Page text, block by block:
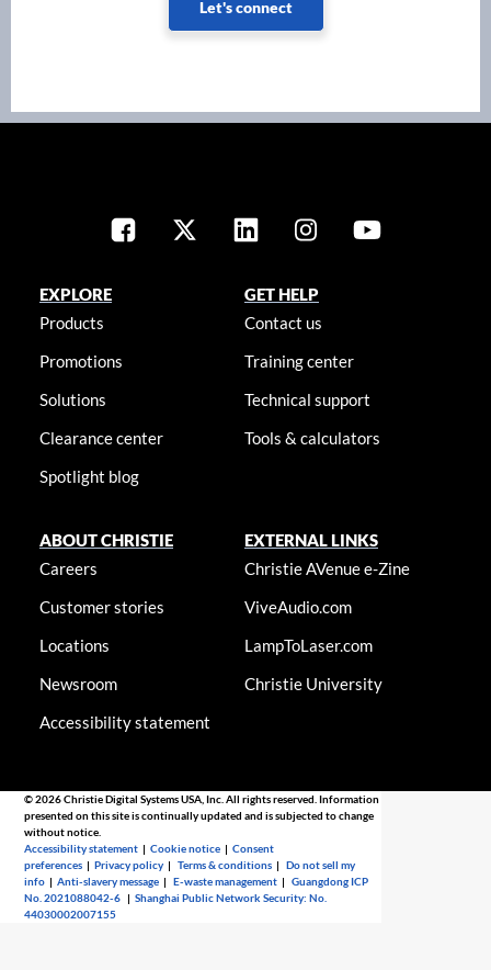
Let's connect
EXPLORE
Products
Promotions
Solutions
Clearance center
Spotlight blog
GET HELP
Contact us
Training center
Technical support
Tools & calculators
ABOUT CHRISTIE
Careers
Customer stories
Locations
Newsroom
Accessibility statement
EXTERNAL LINKS
Christie AVenue e-Zine
ViveAudio.com
LampToLaser.com
Christie University
© 2026 Christie Digital Systems USA, Inc. All rights reserved. Information
presented on this site is continually updated and is subjected to change
without notice.
Accessibility statement |Cookie notice |Consent
preferences |Privacy policy |Terms & conditions |Do not sell my
info |Anti-slavery message |E-waste management |Guangdong ICP
No. 2021088042-6 |Shanghai Public Network Security: No.
44030002007155